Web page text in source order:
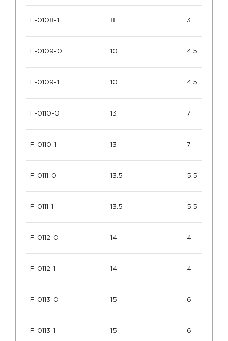
F-0108-1 8 3
F-0109-0 10 4.5
F-0109-1 10 4.5
F-0110-0 13 7
F-0110-1 13 7
F-0111-0 13.5 5.5
F-0111-1 13.5 5.5
F-0112-0 14 4
F-0112-1 14 4
F-0113-0 15 6
F-0113-1 15 6